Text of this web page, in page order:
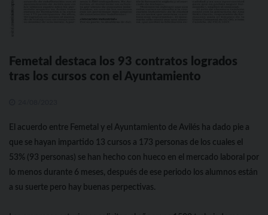
Femetal destaca los 93 contratos logrados
tras los cursos con el Ayuntamiento
El acuerdo entre Femetal y el Ayuntamiento de Avilés ha dado pie a
que se hayan impartido 13 cursos a 173 personas de los cuales el
53% (93 personas) se han hecho con hueco en el mercado laboral por
lo menos durante 6 meses, después de ese periodo los alumnos están
a su suerte pero hay buenas perpectivas.